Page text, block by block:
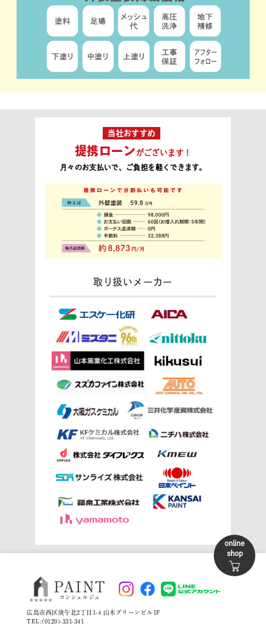
当社おすすめ
提携ローンがございます！
月々のお支払いで、ご負担を軽くできます。
取り扱いメーカー
広島市西区庚午北2丁目1-4 山木グリーンビル1F
TEL:(0120)-331-341
online
shop